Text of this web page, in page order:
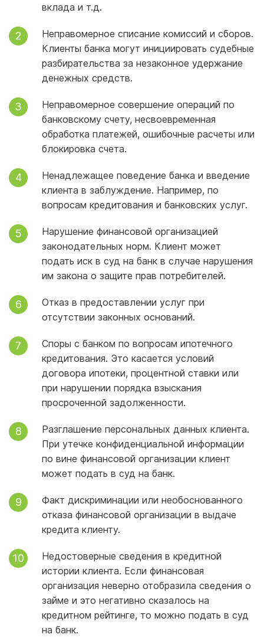
вклада и т.д.
Неправомерное списание комиссий и сборов.
Клиенты банка могут инициировать судебные
разбирательства за незаконное удержание
денежных средств.
Неправомерное совершение операций по
банковскому счету, несвоевременная
обработка платежей, ошибочные расчеты или
блокировка счета.
Ненадлежащее поведение банка и введение
клиента в заблуждение. Например, по
вопросам кредитования и банковских услуг.
Нарушение финансовой организацией
законодательных норм. Клиент может
подать иск в суд на банк в случае нарушения
им закона о защите прав потребителей.
Отказ в предоставлении услуг при
отсутствии законных оснований.
Споры с банком по вопросам ипотечного
кредитования. Это касается условий
договора ипотеки, процентной ставки или
при нарушении порядка взыскания
просроченной задолженности.
Разглашение персональных данных клиента.
При утечке конфиденциальной информации
по вине финансовой организации клиент
может подать в суд на банк.
Факт дискриминации или необоснованного
отказа финансовой организации в выдаче
кредита клиенту.
Недостоверные сведения в кредитной
истории клиента. Если финансовая
организация неверно отобразила сведения о
займе и это негативно сказалось на
кредитном рейтинге, то можно подать в суд
на банк.